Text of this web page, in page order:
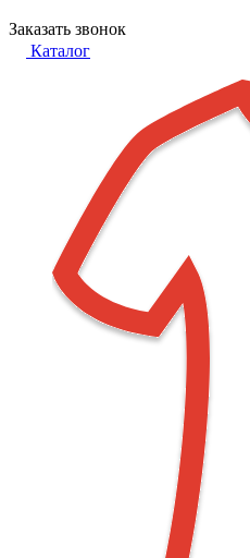
Заказать звонок
Каталог